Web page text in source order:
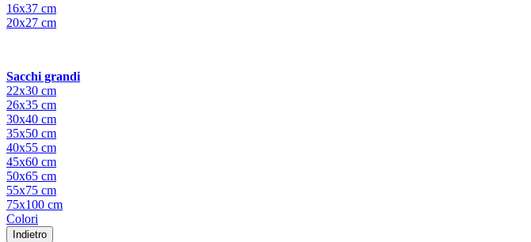
16x37 cm
20x27 cm
Sacchi grandi
22x30 cm
26x35 cm
30x40 cm
35x50 cm
40x55 cm
45x60 cm
50x65 cm
55x75 cm
75x100 cm
Colori
Indietro